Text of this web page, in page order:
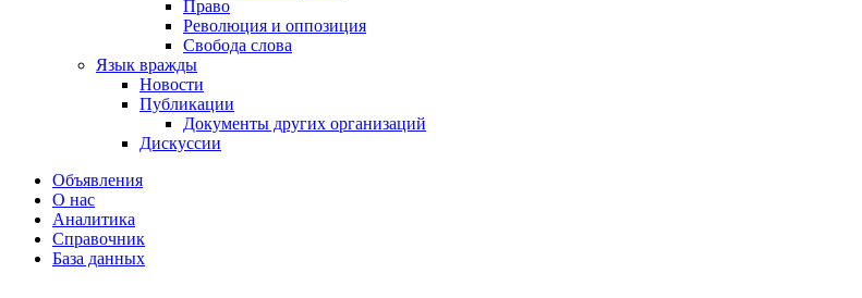
Право
Революция и оппозиция
Свобода слова
Язык вражды
Новости
Публикации
Документы других организаций
Дискуссии
Объявления
О нас
Аналитика
Справочник
База данных